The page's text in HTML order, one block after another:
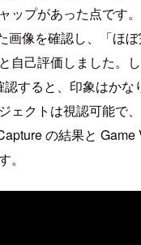
ップがあった点です
画像を確認し、「ほ
自己評価しました。
すると、印象はかな
ェクトは視認可能で
の結果と
。